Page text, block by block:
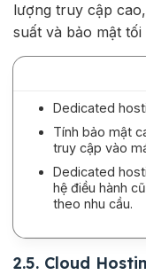
lượng truy cập
suất và bảo mật tối
Dedicated
Tính bảo mật
truy cập vào
Dedicated
hệ điều hành
theo nhu cầu.
2.5. Cloud